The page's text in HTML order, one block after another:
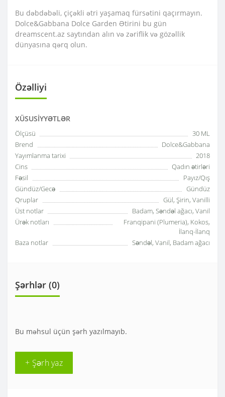
Bu dəbdəbəli, çiçəkli ətri yaşamaq fürsətini qaçırmayın.
Dolce&Gabbana Dolce Garden Ətirini bu gün
dreamscent.az saytından alın və zəriflik və gözəllik
dünyasına qərq olun.
Özəlliyi
XÜSUSIYYƏTLƏR
Ölçüsü
30 ML
Brend
Dolce&Gabbana
Yayımlanma tarixi
2018
Cins
Qadın ətirləri
Fəsil
Payız/Qış
Gündüz/Gecə
Gündüz
Qruplar
Gül, Şirin, Vanilli
Üst notlar
Badam, Səndəl ağacı, Vanil
Ürək notları
Franqipani (Plumeria), Kokos,
İlanq-İlanq
Baza notlar
Səndəl, Vanil, Badam ağacı
Şərhlər (0)
Bu məhsul üçün şərh yazılmayıb.
+ Şərh yaz